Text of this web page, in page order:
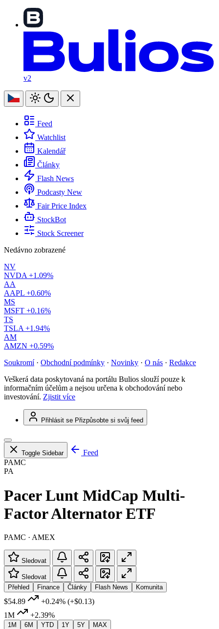
v2
Feed
Watchlist
Kalendář
Články
Flash News
Podcasty New
Fair Price Index
StockBot
Stock Screener
Nedávno zobrazené
NV
NVDA +1.09%
AA
AAPL +0.60%
MS
MSFT +0.16%
TS
TSLA +1.94%
AM
AMZN +0.59%
Soukromí · Obchodní podmínky · Novinky · O nás · Redakce
Veškerá data poskytovaná na portálu Bulios slouží pouze k
informačním účelům a nejsou určena k obchodování nebo
investování. Zjistit více
Přihlásit se Přizpůsobte si svůj feed
Toggle Sidebar
Feed
PAMC
PA
Pacer Lunt MidCap Multi-
Factor Alternator ETF
PAMC · AMEX
Sledovat
Sledovat
Přehled
Finance Články Flash News Komunita
$54.89 +0.24% (+$0.13)
1M
+2.39%
1M 6M YTD 1Y 5Y MAX